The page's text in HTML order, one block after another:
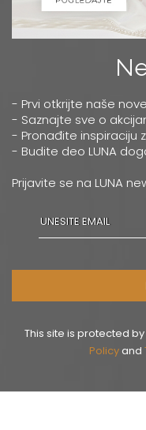
- Prvi otkrijte naše
- Saznajte sve o
- Pronađite inspiraciju
- Budite deo LUNA
Prijavite se na LUNA
This site is protected
Policyand